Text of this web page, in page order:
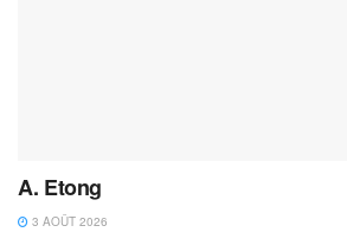
A. Etong
3 AOÛT 2026